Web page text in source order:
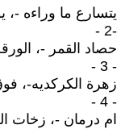
يتسارع ما وراءه -،
-2 -
حصاد القمر -،
- 3 -
زهرة الكركديه-،
- 4 -
ام درمان -، زخات